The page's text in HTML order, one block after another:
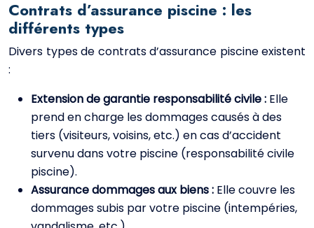
Contrats d’assurance piscine : les
différents types
Divers types de contrats d’assurance piscine existent
:
Extension de garantie responsabilité civile : Elle
prend en charge les dommages causés à des
tiers (visiteurs, voisins, etc.) en cas d’accident
survenu dans votre piscine (responsabilité civile
piscine).
Assurance dommages aux biens : Elle couvre les
dommages subis par votre piscine (intempéries,